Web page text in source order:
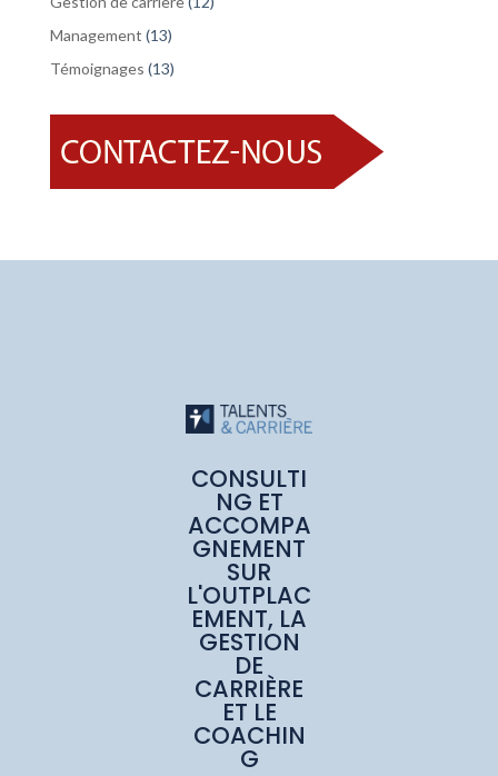
Management (13)
Témoignages (13)
CONSULTI
NG ET
ACCOMPA
GNEMENT
SUR
L'OUTPLAC
EMENT, LA
GESTION
DE
CARRIÈRE
ET LE
COACHIN
G